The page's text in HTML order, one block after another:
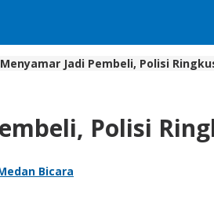
Menyamar Jadi Pembeli, Polisi
Polisi
Bicara